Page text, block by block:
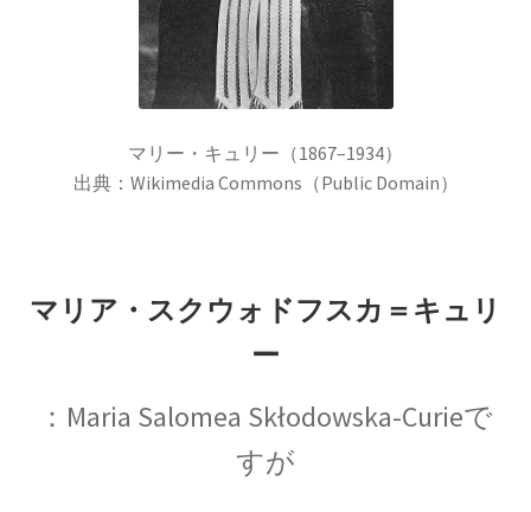
Ａ＝マリ・アンペール
【電流の仕組みを分かり易く実験で説明】
物理学者のまとめ
マリー・キュリー（1867–1934）
出典：Wikimedia Commons（Public Domain）
マリア・スクウォドフスカ＝キュリ
ー
：Maria Salomea Skłodowska-Curieで
すが